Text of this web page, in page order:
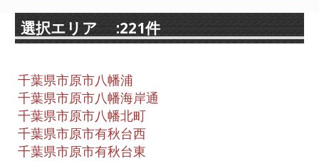
選択エリア :221件
千葉県市原市八幡浦
千葉県市原市八幡海岸通
千葉県市原市八幡北町
千葉県市原市有秋台西
千葉県市原市有秋台東